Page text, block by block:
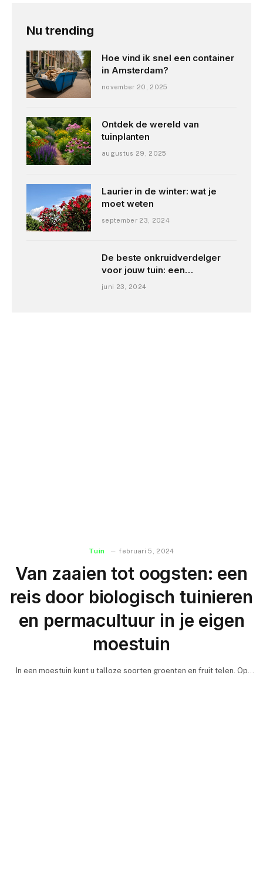
Nu trending
Hoe vind ik snel een container
in Amsterdam?
november 20, 2025
Ontdek de wereld van
tuinplanten
augustus 29, 2025
Laurier in de winter: wat je
moet weten
september 23, 2024
De beste onkruidverdelger
voor jouw tuin: een
uitgebreide vergelijking
juni 23, 2024
Tuin februari 5, 2024
Van zaaien tot oogsten: een
reis door biologisch tuinieren
en permacultuur in je eigen
moestuin
In een moestuin kunt u talloze soorten groenten en fruit telen. Op